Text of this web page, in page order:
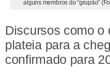
alguns membros do “grupão”
Discursos como o
plateia para a
confirmado para